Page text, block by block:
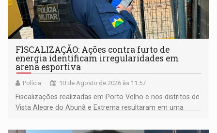
FISCALIZAÇÃO: Ações contra furto de
energia identificam irregularidades em
arena esportiva
Polícia 10 de Agosto de 2026 às 11:57
Fiscalizações realizadas em Porto Velho e nos distritos de
Vista Alegre do Abunã e Extrema resultaram em uma
com fornecimento irregular